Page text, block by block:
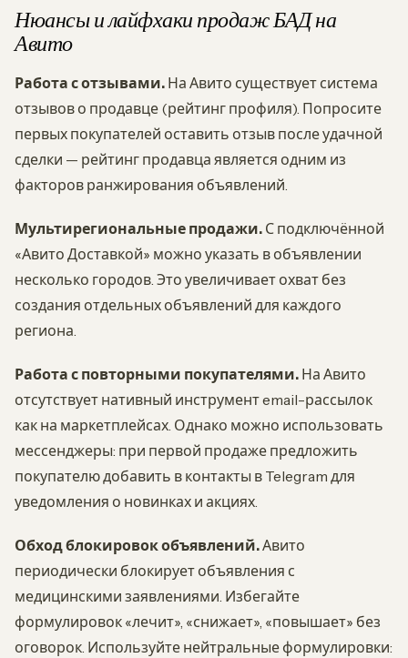
Нюансы и лайфхаки продаж БАД на
Авито
Работа с отзывами. На Авито существует система
отзывов о продавце (рейтинг профиля). Попросите
первых покупателей оставить отзыв после удачной
сделки — рейтинг продавца является одним из
факторов ранжирования объявлений.
Мультирегиональные продажи. С подключённой
«Авито Доставкой» можно указать в объявлении
несколько городов. Это увеличивает охват без
создания отдельных объявлений для каждого
региона.
Работа с повторными покупателями. На Авито
отсутствует нативный инструмент email-рассылок
как на маркетплейсах. Однако можно использовать
мессенджеры: при первой продаже предложить
покупателю добавить в контакты в Telegram для
уведомления о новинках и акциях.
Обход блокировок объявлений.Авито
периодически блокирует объявления с
медицинскими заявлениями. Избегайте
формулировок «лечит», «снижает», «повышает» без
оговорок. Используйте нейтральные формулировки: